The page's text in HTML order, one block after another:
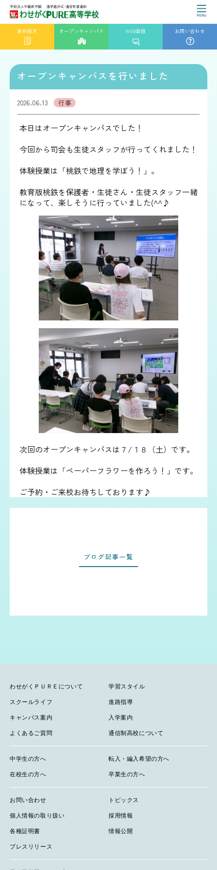
資料請求 オープンキャンパス WEB登録 お問い合わせ
オープンキャンパスを行いました
2026.06.13 行事
本日はオープンキャンパスでした！
今回から司会も生徒スタッフが行ってくれました！
体験授業は「桃鉄で地理を学ぼう！」。
教育版桃鉄を保護者・生徒さん・生徒スタッフ一緒
になって、楽しそうに行っていました(^^♪
次回のオープンキャンパスは７/１８（土）です。
体験授業は「ペーパーフラワーを作ろう！」です。
ご予約・ご来校お待ちしております♪
ブログ記事一覧
わせがくＰＵＲＥについて 学習スタイル
スクールライフ 進路指導
キャンパス案内 入学案内
よくあるご質問 通信制高校について
中学生の方へ 転入・編入希望の方へ
在校生の方へ 卒業生の方へ
お問い合わせ トピックス
個人情報の取り扱い 採用情報
各種証明書 情報公開
プレスリリース